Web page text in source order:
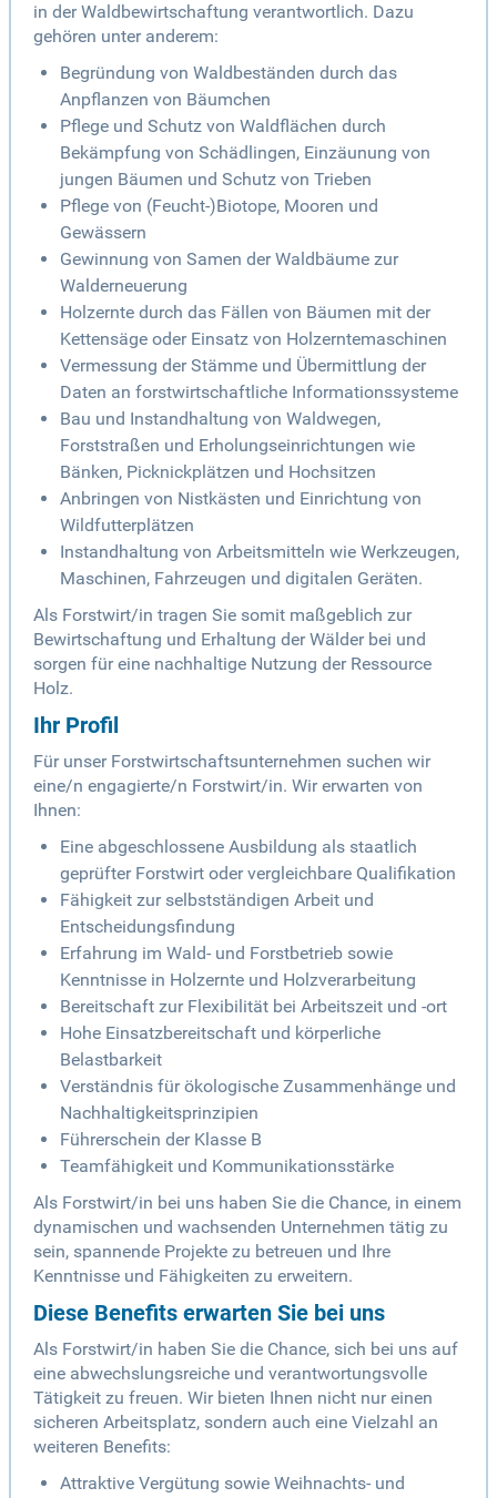
in der Waldbewirtschaftung verantwortlich. Dazu
gehören unter anderem:
Begründung von Waldbeständen durch das
Anpflanzen von Bäumchen
Pflege und Schutz von Waldflächen durch
Bekämpfung von Schädlingen, Einzäunung von
jungen Bäumen und Schutz von Trieben
Pflege von (Feucht-)Biotope, Mooren und
Gewässern
Gewinnung von Samen der Waldbäume zur
Walderneuerung
Holzernte durch das Fällen von Bäumen mit der
Kettensäge oder Einsatz von Holzerntemaschinen
Vermessung der Stämme und Übermittlung der
Daten an forstwirtschaftliche Informationssysteme
Bau und Instandhaltung von Waldwegen,
Forststraßen und Erholungseinrichtungen wie
Bänken, Picknickplätzen und Hochsitzen
Anbringen von Nistkästen und Einrichtung von
Wildfutterplätzen
Instandhaltung von Arbeitsmitteln wie Werkzeugen,
Maschinen, Fahrzeugen und digitalen Geräten.
Als Forstwirt/in tragen Sie somit maßgeblich zur
Bewirtschaftung und Erhaltung der Wälder bei und
sorgen für eine nachhaltige Nutzung der Ressource
Holz.
Ihr Profil
Für unser Forstwirtschaftsunternehmen suchen wir
eine/n engagierte/n Forstwirt/in. Wir erwarten von
Ihnen:
Eine abgeschlossene Ausbildung als staatlich
geprüfter Forstwirt oder vergleichbare Qualifikation
Fähigkeit zur selbstständigen Arbeit und
Entscheidungsfindung
Erfahrung im Wald- und Forstbetrieb sowie
Kenntnisse in Holzernte und Holzverarbeitung
Bereitschaft zur Flexibilität bei Arbeitszeit und -ort
Hohe Einsatzbereitschaft und körperliche
Belastbarkeit
Verständnis für ökologische Zusammenhänge und
Nachhaltigkeitsprinzipien
Führerschein der Klasse B
Teamfähigkeit und Kommunikationsstärke
Als Forstwirt/in bei uns haben Sie die Chance, in einem
dynamischen und wachsenden Unternehmen tätig zu
sein, spannende Projekte zu betreuen und Ihre
Kenntnisse und Fähigkeiten zu erweitern.
Diese Benefits erwarten Sie bei uns
Als Forstwirt/in haben Sie die Chance, sich bei uns auf
eine abwechslungsreiche und verantwortungsvolle
Tätigkeit zu freuen. Wir bieten Ihnen nicht nur einen
sicheren Arbeitsplatz, sondern auch eine Vielzahl an
weiteren Benefits:
Attraktive Vergütung sowie Weihnachts- und